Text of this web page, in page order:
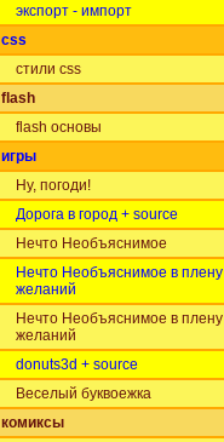
экспорт - импорт
css
стили css
flash
flash основы
игры
Ну, погоди!
Дорога в город + source
Нечто Необъяснимое
Нечто Необъяснимое в плену
желаний
Нечто Необъяснимое в плену
желаний
donuts3d + source
Веселый буквоежка
комиксы